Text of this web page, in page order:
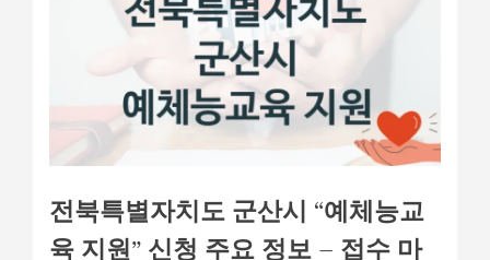
전북특별자치도 군산시 “예체능교
육 지원” 신청 주요 정보 – 접수 마